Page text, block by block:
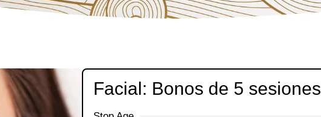
Facial: Bonos de 5 sesiones